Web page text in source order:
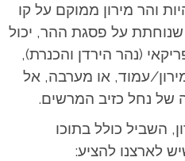
והר מירון ממוקם על קו
על פסגת ההר, יכול
(נהר הירדן והכנרת),
עמוד, או מערבה, אל
של נחל כזיב המרשים.
השביל כולל בתוכו
לארצנו להציע: